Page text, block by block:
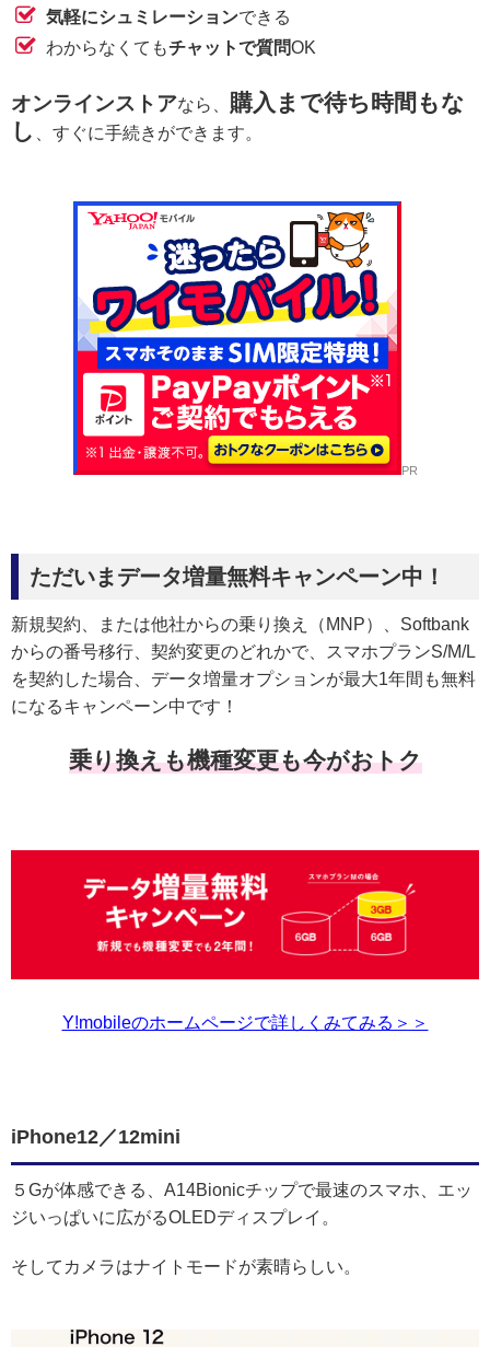
気軽にシュミレーションできる
わからなくてもチャットで質問OK
オンラインストアなら、 購入まで待ち時間もな
し
、すぐに手続きができます。
PR
ただいまデータ増量無料キャンペーン中！
新規契約、または他社からの乗り換え（MNP）、Softbank
からの番号移行、契約変更のどれかで、スマホプランS/M/L
を契約した場合、データ増量オプションが最大1年間も無料
になるキャンペーン中です！
乗り換えも機種変更も今がおトク
Y!mobileのホームページで詳しくみてみる＞＞
iPhone12／12mini
５Gが体感できる、A14Bionicチップで最速のスマホ、エッ
ジいっぱいに広がるOLEDディスプレイ。
そしてカメラはナイトモードが素晴らしい。